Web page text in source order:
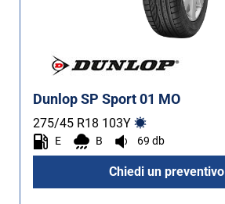
Dunlop SP Sport 01 MO
275/45 R18 103Y
E B 69 db
Chiedi un preventivo